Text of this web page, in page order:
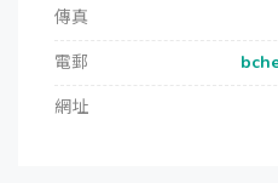
傳真
電郵
網址